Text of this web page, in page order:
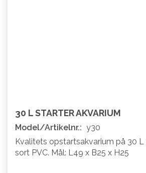
30 L STARTER AKVARIUM
Model/Artikelnr.: y30
Kvalitets opstartsakvarium på 30
sort PVC. Mål: L49 x B25 x H25